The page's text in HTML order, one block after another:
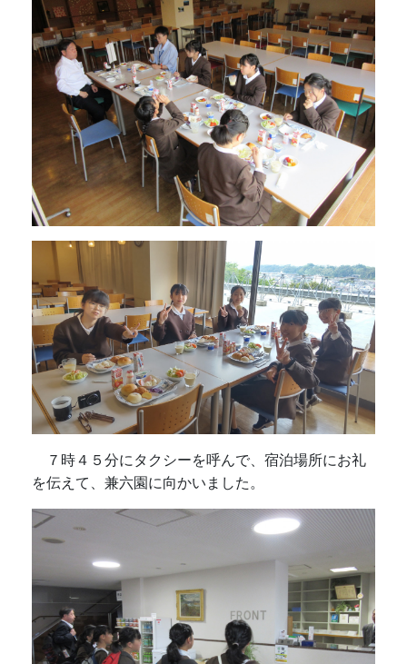
７時４５分にタクシーを呼んで、宿泊場所にお礼
を伝えて、兼六園に向かいました。